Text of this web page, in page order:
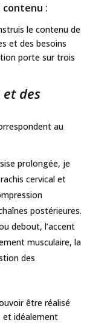
:
le contenu de
et des besoins
porte sur trois
et des
au
prolongée, je
cervical et
postérieures.
debout, l’accent
musculaire, la
des
être réalisé
et idéalement